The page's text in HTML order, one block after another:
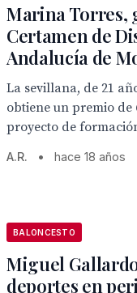
Marina Torres,
Certamen de
Andalucía de
La sevillana, de 21
obtiene un premio de
proyecto de
A.R. • hace 18 años
BALONCESTO
Miguel
deportes en